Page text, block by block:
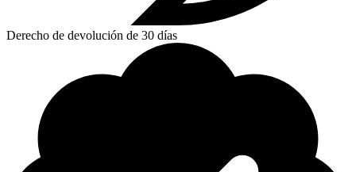
Derecho de devolución de 30 días